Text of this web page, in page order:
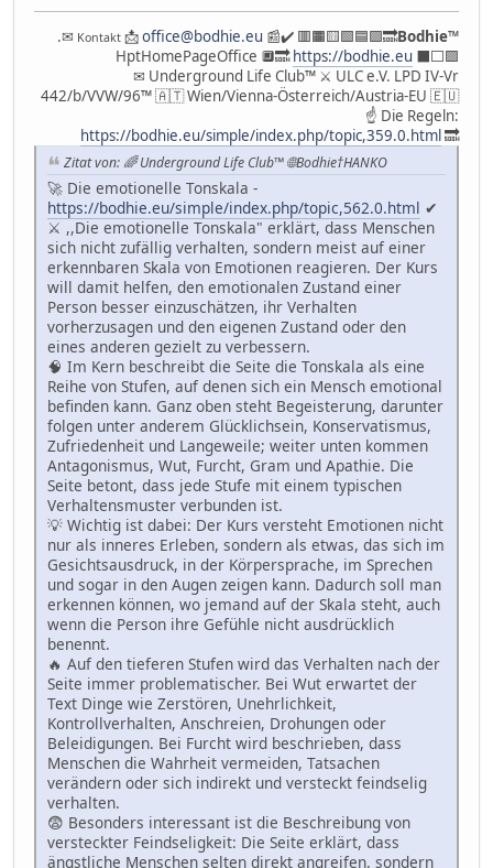
.✉ Kontakt 📩office@bodhie.eu 📰✔️ 🟥🟧🟨🟩🟦🟪🔜Bodhie™
HptHomePageOffice 🔲🔜https://bodhie.eu ⬛️⬜️🟪
✉ Underground Life Club™ ⚔ ULC e.V. LPD IV-Vr
442/b/VVW/96™ 🇦🇹 Wien/Vienna-Österreich/Austria-EU 🇪🇺
☝ Die Regeln:
https://bodhie.eu/simple/index.php/topic,359.0.html🔜
Zitat von: 🌈 Underground Life Club™ 🌐Bodhie†HANKO
🚀 Die emotionelle Tonskala -
https://bodhie.eu/simple/index.php/topic,562.0.html ✔
⚔️ ,,Die emotionelle Tonskala" erklärt, dass Menschen
sich nicht zufällig verhalten, sondern meist auf einer
erkennbaren Skala von Emotionen reagieren. Der Kurs
will damit helfen, den emotionalen Zustand einer
Person besser einzuschätzen, ihr Verhalten
vorherzusagen und den eigenen Zustand oder den
eines anderen gezielt zu verbessern.
🧠 Im Kern beschreibt die Seite die Tonskala als eine
Reihe von Stufen, auf denen sich ein Mensch emotional
befinden kann. Ganz oben steht Begeisterung, darunter
folgen unter anderem Glücklichsein, Konservatismus,
Zufriedenheit und Langeweile; weiter unten kommen
Antagonismus, Wut, Furcht, Gram und Apathie. Die
Seite betont, dass jede Stufe mit einem typischen
Verhaltensmuster verbunden ist.
💡 Wichtig ist dabei: Der Kurs versteht Emotionen nicht
nur als inneres Erleben, sondern als etwas, das sich im
Gesichtsausdruck, in der Körpersprache, im Sprechen
und sogar in den Augen zeigen kann. Dadurch soll man
erkennen können, wo jemand auf der Skala steht, auch
wenn die Person ihre Gefühle nicht ausdrücklich
benennt.
🔥 Auf den tieferen Stufen wird das Verhalten nach der
Seite immer problematischer. Bei Wut erwartet der
Text Dinge wie Zerstören, Unehrlichkeit,
Kontrollverhalten, Anschreien, Drohungen oder
Beleidigungen. Bei Furcht wird beschrieben, dass
Menschen die Wahrheit vermeiden, Tatsachen
verändern oder sich indirekt und versteckt feindselig
verhalten.
😨 Besonders interessant ist die Beschreibung von
versteckter Feindseligkeit: Die Seite erklärt, dass
ängstliche Menschen selten direkt angreifen, sondern